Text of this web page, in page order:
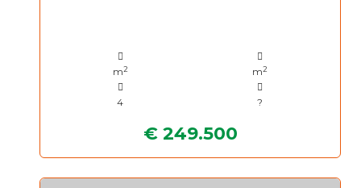
m2 m2
4 ?
€ 249.500